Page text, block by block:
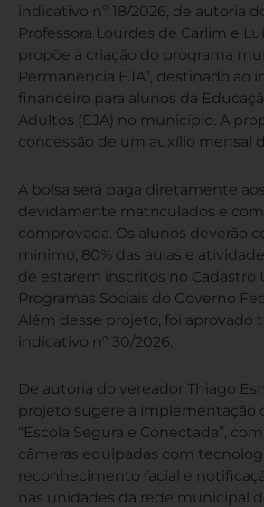
indicativo nº 18/2026, de autoria
Professora Lourdes de Carlim e
propõe a criação do programa
Permanência EJA”, destinado ao
financeiro para alunos da
Adultos (EJA) no município. A
concessão de um auxílio mensal
A bolsa será paga diretamente
devidamente matriculados e
comprovada. Os alunos deverão
mínimo, 80% das aulas e
de estarem inscritos no Cadastro
Programas Sociais do Governo
Além desse projeto, foi aprovado
indicativo nº 30/2026.
De autoria do vereador Thiago
projeto sugere a implementação
“Escola Segura e Conectada”,
câmeras equipadas com
reconhecimento facial e
nas unidades da rede municipal